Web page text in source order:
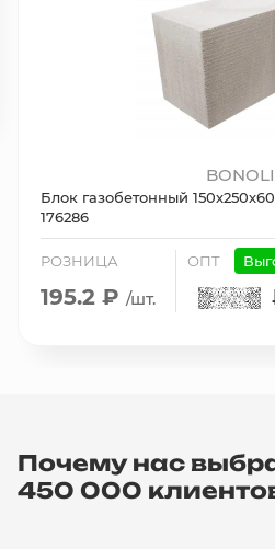
Блок газобетонный
176286
РОЗНИЦА
195.2 ₽ /шт.
ОПТ
Почему нас
450 000